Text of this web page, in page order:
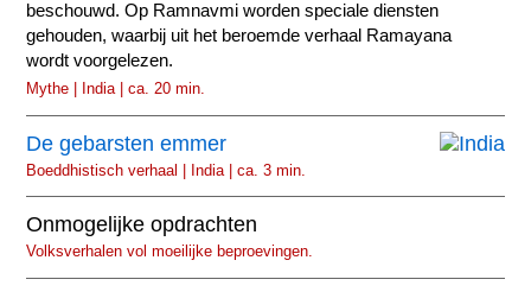
beschouwd. Op Ramnavmi worden speciale diensten
gehouden, waarbij uit het beroemde verhaal Ramayana
wordt voorgelezen.
Mythe | India | ca. 20 min.
De gebarsten emmer
Boeddhistisch verhaal | India | ca. 3 min.
Onmogelijke opdrachten
Volksverhalen vol moeilijke beproevingen.